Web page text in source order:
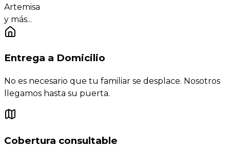
Artemisa
y más...
Entrega a Domicilio
No es necesario que tu familiar se desplace. Nosotros
llegamos hasta su puerta.
Cobertura consultable